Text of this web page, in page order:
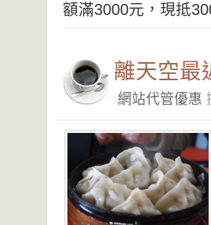
額滿3000元，現抵
離天空最
網站代管優惠